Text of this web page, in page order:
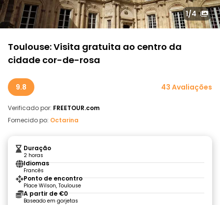
1/4
Toulouse: Visita gratuita ao centro da
cidade cor-de-rosa
9.8 43 Avaliações
Verificado por: FREETOUR.com
Fornecido po: Octarina
Duração
2 horas
Idiomas
Francês
Ponto de encontro
Place Wilson, Toulouse
A partir de €0
Baseado em gorjetas